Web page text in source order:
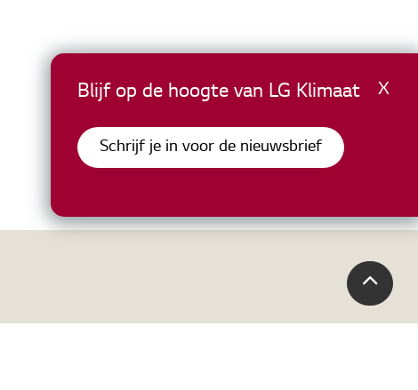
Blijf op de hoogte van LG Klimaat X
Schrijf je in voor de nieuwsbrief